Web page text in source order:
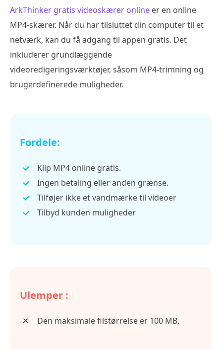
ArkThinker gratis videoskærer online er en online
MP4-skærer. Når du har tilsluttet din computer til et
netværk, kan du få adgang til appen gratis. Det
inkluderer grundlæggende
videoredigeringsværktøjer, såsom MP4-trimning og
brugerdefinerede muligheder.
Fordele:
Klip MP4 online gratis.
Ingen betaling eller anden grænse.
Tilføjer ikke et vandmærke til videoer
Tilbyd kunden muligheder
Ulemper :
Den maksimale filstørrelse er 100 MB.